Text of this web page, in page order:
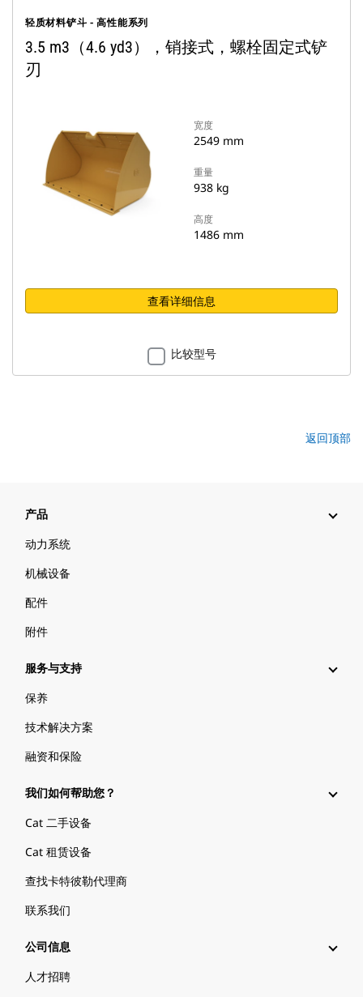
轻质材料铲斗 - 高性能系列
3.5 m3（4.6 yd3），销接式，螺栓固定式铲
刃
宽度
2549 mm
重量
938 kg
高度
1486 mm
查看详细信息
比较型号
返回顶部
产品
动力系统
机械设备
配件
附件
服务与支持
保养
技术解决方案
融资和保险
我们如何帮助您？
Cat 二手设备
Cat 租赁设备
查找卡特彼勒代理商
联系我们
公司信息
人才招聘